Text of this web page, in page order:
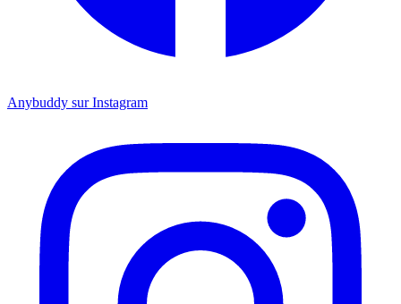
Anybuddy sur Instagram